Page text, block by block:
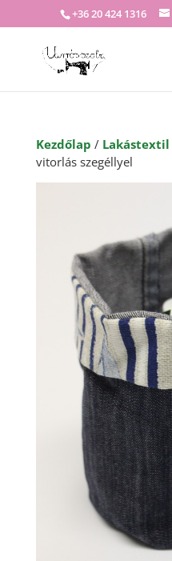
+36 20 424 1316
Kezdőlap / Lakástextil
vitorlás szegéllyel